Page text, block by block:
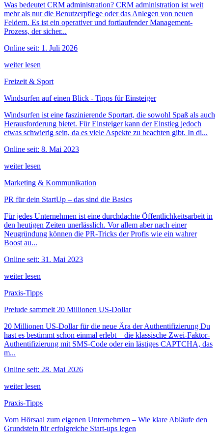
Was bedeutet CRM administration? CRM administration ist weit
mehr als nur die Benutzerpflege oder das Anlegen von neuen
Feldern. Es ist ein operativer und fortlaufender Management-
Prozess, der sicher...
Online seit: 1. Juli 2026
weiter lesen
Freizeit & Sport
Windsurfen auf einen Blick - Tipps für Einsteiger
Windsurfen ist eine faszinierende Sportart, die sowohl Spaß als auch
Herausforderung bietet. Für Einsteiger kann der Einstieg jedoch
etwas schwierig sein, da es viele Aspekte zu beachten gibt. In di...
Online seit: 8. Mai 2023
weiter lesen
Marketing & Kommunikation
PR für dein StartUp – das sind die Basics
Für jedes Unternehmen ist eine durchdachte Öffentlichkeitsarbeit in
den heutigen Zeiten unerlässlich. Vor allem aber nach einer
Neugründung können die PR-Tricks der Profis wie ein wahrer
Boost au...
Online seit: 31. Mai 2023
weiter lesen
Praxis-Tipps
Prelude sammelt 20 Millionen US-Dollar
20 Millionen US-Dollar für die neue Ära der Authentifizierung Du
hast es bestimmt schon einmal erlebt – die klassische Zwei-Faktor-
Authentifizierung mit SMS-Code oder ein lästiges CAPTCHA, das
m...
Online seit: 28. Mai 2026
weiter lesen
Praxis-Tipps
Vom Hörsaal zum eigenen Unternehmen – Wie klare Abläufe den
Grundstein für erfolgreiche Start-ups legen